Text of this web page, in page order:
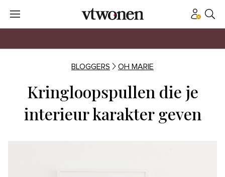
BLOGGERS OH MARIE
Kringloopspullen die je
interieur karakter geven